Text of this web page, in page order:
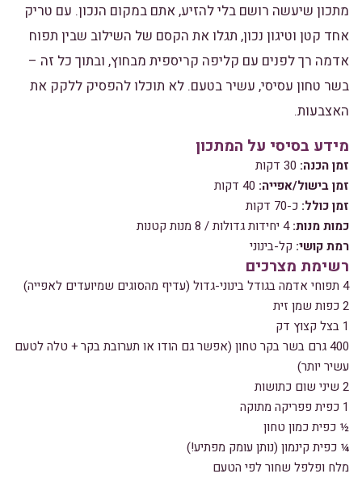
מתכון שיעשה רושם בלי להזיע, אתם במקום הנכון. עם טריק
אחד קטן וטיגון נכון, תגלו את הקסם של השילוב שבין תפוח
אדמה רך לפנים עם קליפה קריספית מבחוץ, ובתוך כל זה –
בשר טחון עסיסי, עשיר בטעם. לא תוכלו להפסיק ללקק את
האצבעות.
מידע בסיסי על המתכון
זמן הכנה:
זמן בישול/אפייה:
זמן כולל: כ-70 דקות
כמות מנות:4 יחידות גדולות / 8 מנות קטנות
רמת קושי: קל-בינוני
רשימת מצרכים
4 תפוחי אדמה בגודל בינוני-גדול (עדיף מהסוגים שמיועדים לאפייה)
2 כפות שמן זית
1 בצל קצוץ דק
400 גרם בשר בקר טחון (אפשר גם הודו או תערובת בקר + טלה לטעם
עשיר יותר)
2 שיני שום כתושות
1 כפית פפריקה מתוקה
½ כפית כמון טחון
¼ כפית קינמון (נותן עומק מפתיע!)
מלח ופלפל שחור לפי הטעם